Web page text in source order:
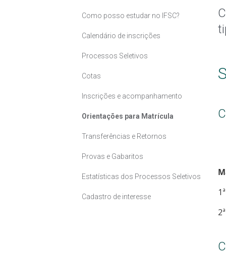
Como posso estudar no IFSC?
Calendário de inscrições
Processos Seletivos
Cotas
Inscrições e acompanhamento
Orientações para Matrícula
Transferências e Retornos
Provas e Gabaritos
Estatísticas dos Processos Seletivos
Cadastro de interesse